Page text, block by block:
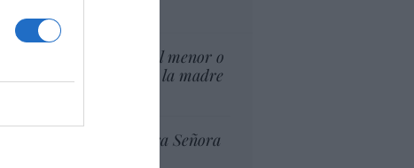
¿El Superior interés el menor o
el superior interés de la madre
Ceuta celebra Nuestra Señora